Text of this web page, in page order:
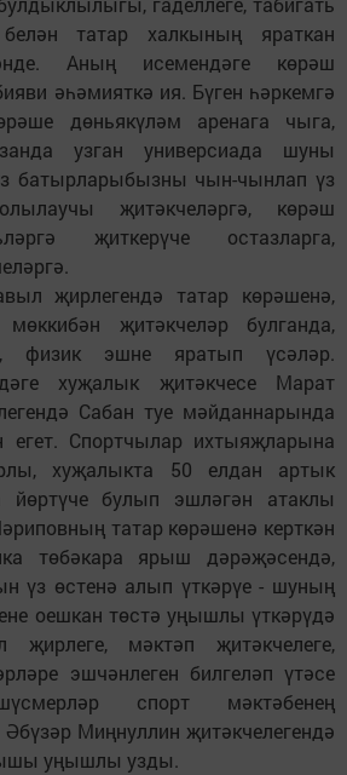
белән татар халкының яраткан
Аның исемендәге көрәш
әһәмияткә ия. Бүген һәркемгә
дөньякүләм аренага чыга,
узган универсиада шуны
батырларыбызны чын-чынлап үз
җитәкчеләргә, көрәш
җиткерүче остазларга,
җирлегендә татар көрәшенә,
җитәкчеләр булганда,
физик эшне яратып үсәләр.
хуҗалык җитәкчесе Марат
Сабан туе мәйданнарында
Спортчылар ихтыяҗларына
хуҗалыкта 50 елдан артык
йөртүче булып эшләгән атаклы
татар көрәшенә керткән
төбәкара ярыш дәрәҗәсендә,
үз өстенә алып үткәрүе - шуның
оешкан төстә уңышлы үткәрүдә
мәктәп җитәкчелеге,
эшчәнлеген билгеләп үтәсе
спорт мәктәбенең
Миңнуллин җитәкчелегендә
уңышлы узды.